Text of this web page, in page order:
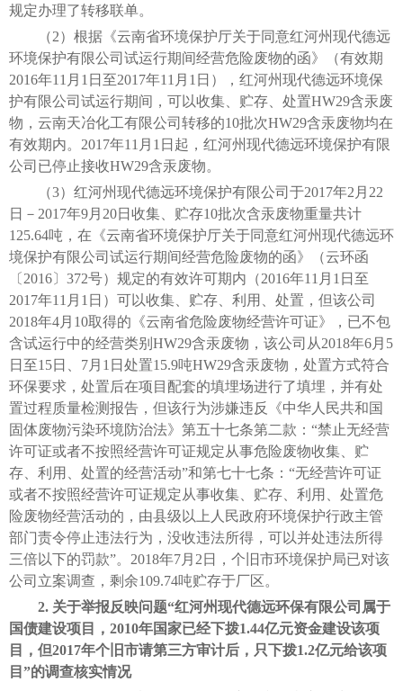
规定办理了转移联单。
（2）根据《云南省环境保护厅关于同意红河州现代德远
环境保护有限公司试运行期间经营危险废物的函》（有效期
2016年11月1日至2017年11月1日），红河州现代德远环境保
护有限公司试运行期间，可以收集、贮存、处置HW29含汞废
物，云南天冶化工有限公司转移的10批次HW29含汞废物均在
有效期内。2017年11月1日起，红河州现代德远环境保护有限
公司已停止接收HW29含汞废物。
（3）红河州现代德远环境保护有限公司于2017年2月22
日－2017年9月20日收集、贮存10批次含汞废物重量共计
125.64吨，在《云南省环境保护厅关于同意红河州现代德远环
境保护有限公司试运行期间经营危险废物的函》（云环函
〔2016〕372号）规定的有效许可期内（2016年11月1日至
2017年11月1日）可以收集、贮存、利用、处置，但该公司
2018年4月10取得的《云南省危险废物经营许可证》，已不包
含试运行中的经营类别HW29含汞废物，该公司从2018年6月5
日至15日、7月1日处置15.9吨HW29含汞废物，处置方式符合
环保要求，处置后在项目配套的填埋场进行了填埋，并有处
置过程质量检测报告，但该行为涉嫌违反《中华人民共和国
固体废物污染环境防治法》第五十七条第二款：“禁止无经营
许可证或者不按照经营许可证规定从事危险废物收集、贮
存、利用、处置的经营活动”和第七十七条：“无经营许可证
或者不按照经营许可证规定从事收集、贮存、利用、处置危
险废物经营活动的，由县级以上人民政府环境保护行政主管
部门责令停止违法行为，没收违法所得，可以并处违法所得
三倍以下的罚款”。2018年7月2日，个旧市环境保护局已对该
公司立案调查，剩余109.74吨贮存于厂区。
2. 关于举报反映问题“红河州现代德远环保有限公司属于
国债建设项目，2010年国家已经下拨1.44亿元资金建设该项
目，但2017年个旧市请第三方审计后，只下拨1.2亿元给该项
目”的调查核实情况